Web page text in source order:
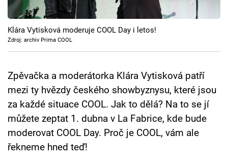
Cool Esport
Pořady
Sledujte prima+
Přihlášení
Klára Vytisková moderuje COOL Day i letos!
Zdroj: archiv Prima COOL
Zpěvačka a moderátorka Klára Vytisková patří
mezi ty hvězdy českého showbyznysu, které jsou
za každé situace COOL. Jak to dělá? Na to se jí
můžete zeptat 1. dubna v La Fabrice, kde bude
moderovat COOL Day. Proč je COOL, vám ale
řekneme hned teď!